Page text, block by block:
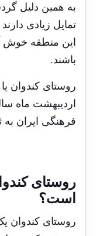
به همین دلیل
تمایل زیادی
این منطقه خوش
باشند.
روستای کندوان
فرهنگی ایران
روستای
است؟
روستای کندوان